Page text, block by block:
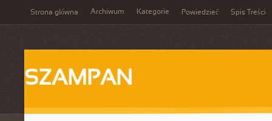
Strona główna Archiwum Kategorie Powiedzieć Spis Treści
SZAMPAN